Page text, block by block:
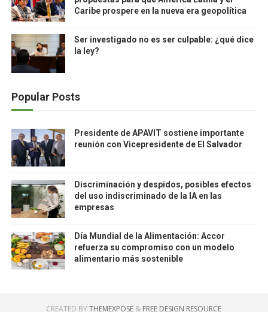
Caribe prospere en la nueva era geopolítica
Ser investigado no es ser culpable: ¿qué dice
la ley?
Popular Posts
Presidente de APAVIT sostiene importante
reunión con Vicepresidente de El Salvador
Discriminación y despidos, posibles efectos
del uso indiscriminado de la IA en las
empresas
Día Mundial de la Alimentación: Accor
refuerza su compromiso con un modelo
alimentario más sostenible
CREATED BYTHEMEXPOSE & FREE DESIGN RESOURCE